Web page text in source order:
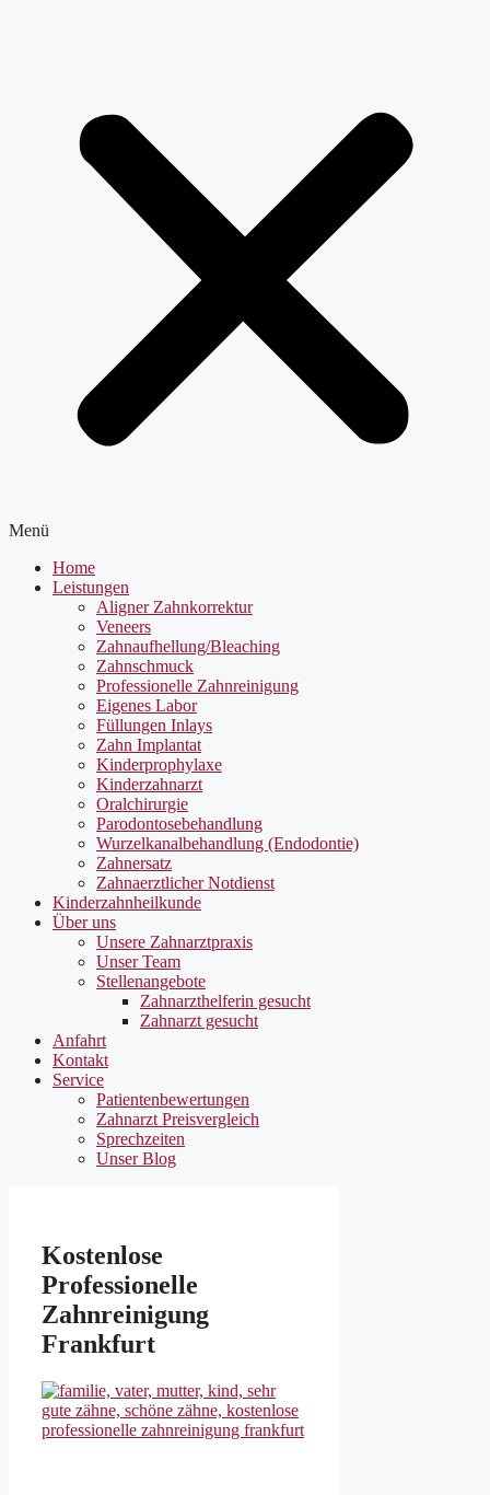
Menü
Home
Leistungen
Aligner Zahnkorrektur
Veneers
Zahnaufhellung/Bleaching
Zahnschmuck
Professionelle Zahnreinigung
Eigenes Labor
Füllungen Inlays
Zahn Implantat
Kinderprophylaxe
Kinderzahnarzt
Oralchirurgie
Parodontosebehandlung
Wurzelkanalbehandlung (Endodontie)
Zahnersatz
Zahnaerztlicher Notdienst
Kinderzahnheilkunde
Über uns
Unsere Zahnarztpraxis
Unser Team
Stellenangebote
Zahnarzthelferin gesucht
Zahnarzt gesucht
Anfahrt
Kontakt
Service
Patientenbewertungen
Zahnarzt Preisvergleich
Sprechzeiten
Unser Blog
Kostenlose
Professionelle
Zahnreinigung
Frankfurt